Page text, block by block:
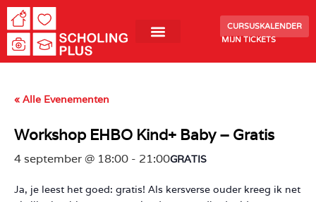
CURSUSKALENDER
MIJN TICKETS
« Alle Evenementen
Workshop EHBO Kind+ Baby – Gratis
4 september @ 18:00 - 21:00GRATIS
Ja, je leest het goed: gratis! Als kersverse ouder kreeg ik net